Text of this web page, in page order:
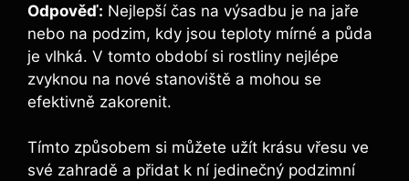
Odpověď: Nejlepší čas na výsadbu je na jaře
nebo na podzim, kdy jsou teploty mírné a půda
je vlhká. V tomto období si rostliny nejlépe
zvyknou na nové stanoviště a mohou se
efektivně zakorenit.
Tímto způsobem si můžete užít krásu vřesu ve
své zahradě a přidat k ní jedinečný podzimní